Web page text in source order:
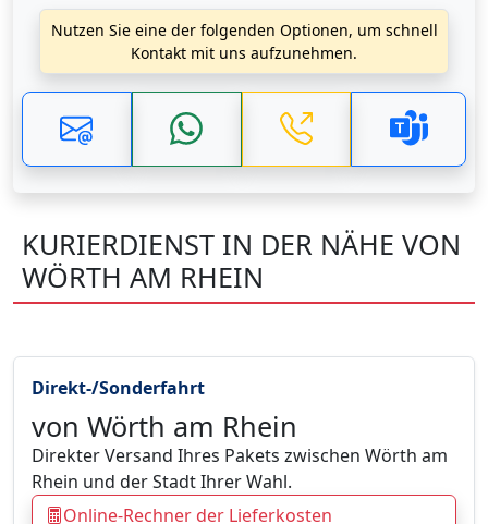
Nutzen Sie eine der folgenden Optionen, um schnell
Kontakt mit uns aufzunehmen.
KURIERDIENST IN DER NÄHE VON
WÖRTH AM RHEIN
Direkt-/Sonderfahrt
von Wörth am Rhein
Direkter Versand Ihres Pakets zwischen Wörth am
Rhein und der Stadt Ihrer Wahl.
Online-Rechner der Lieferkosten